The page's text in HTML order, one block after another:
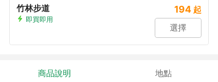
竹林步道
即買即用
194 起
選擇
商品說明 地點